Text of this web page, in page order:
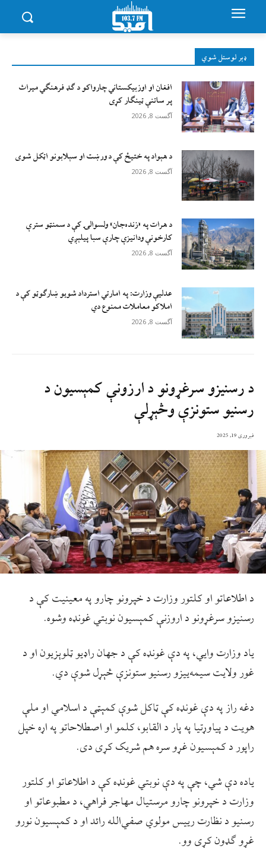
ډېر لوستل شوي
افغان او اوزبیکستاني چارواکو د ګډ فرهنګي میراث
پر ساتنې ټینګار کړی
آگست 8, 2026
د هېواد په ختیځ کې د ورښت او سېلابونو اټکل شوی
آگست 8, 2026
د هرات په «زنده‌جان» ولسوالۍ کې د سمنټو سترې
کارخونې ودانیزې چارې سبا پیلېږي
آگست 8, 2026
عدلیې وزارت: په امارتي استرداد شویو ښارګوټو کې د
املاکو معاملات ممنوع دي
آگست 8, 2026
د رسنيزو سرغړونو د ارزونې کمېسيون د
رسنيو ستونزې وڅېړلې
فبروری 19, 2025
د اطلاعاتو او کلتور وزارت د خپرونو چارو په معينيت کې د
رسنيزو سرغړونو د اروزنې کمېسيون نوبتي غونډه وشوه.
ياد وزارت وايي، په دې غونډه کې د جهان راډيو ټلوېزيون او د
غور ولايت سيمه‌ييزو رسنيو ستونزې څېړل شوې دي.
دغه راز په دې غونډه کې ټاکل شوې کمېټې د اسلامي او ملې
هويت د پياوړتيا په پار د القابو، کلمو او اصطلاحاتو په اړه خپل
راپور د کمېسيون غړو سره هم شريک کړی دی.
ياده دې شي، چې په دې نوبتي غونډه کې د اطلاعاتو او کلتور
وزارت د خپرونو چارو مرستيال مهاجر فراهي، د مطبوعاتو او
رسنيو د نظارت رييس مولوي صفي‌الله رائد او د کمېسيون نورو
غړو ګډون کړی وو.